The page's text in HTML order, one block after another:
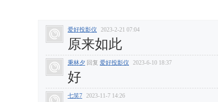
爱好投影仪 2023-2-21 07:04
原来如此
秉林夕 回复 爱好投影仪 2023-6-10 18:37
好
七笑7 2023-11-7 14:26